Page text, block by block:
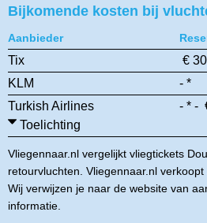
Bijkomende kosten bij
Aanbieder
Tix
€
KLM
- *
Turkish Airlines
- * -
Toelichting
Vliegennaar.nl vergelijkt vliegtickets
retourvluchten. Vliegennaar.nl
Wij verwijzen je naar de website van
informatie.